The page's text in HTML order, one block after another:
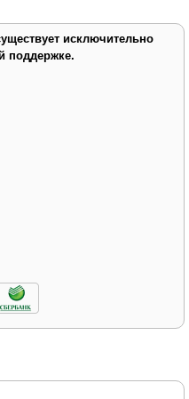
исключительно
поддержке.